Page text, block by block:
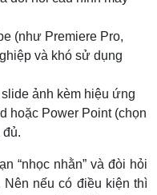
(như Premiere Pro,
và khó sử dụng
ảnh kèm hiệu ứng
hoặc Power Point (chọn
đủ.
“nhọc nhằn” và đòi hỏi
nếu có điều kiện thì